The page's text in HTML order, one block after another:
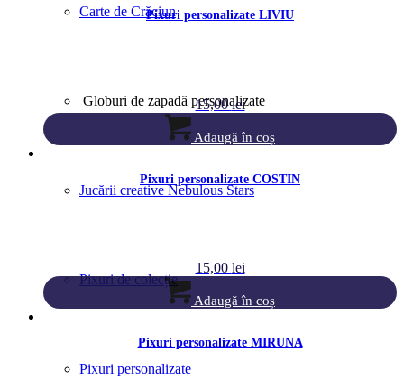
Carte de Crăciun
Globuri de zapadă personalizate
Jucării creative Nebulous Stars
Pixuri de colecție
Pixuri personalizate
Pixuri personalizate LIVIU
15,00lei
Adaugă în coș
Pixuri personalizate COSTIN
15,00 lei
Adaugă în coș
Pixuri personalizate MIRUNA